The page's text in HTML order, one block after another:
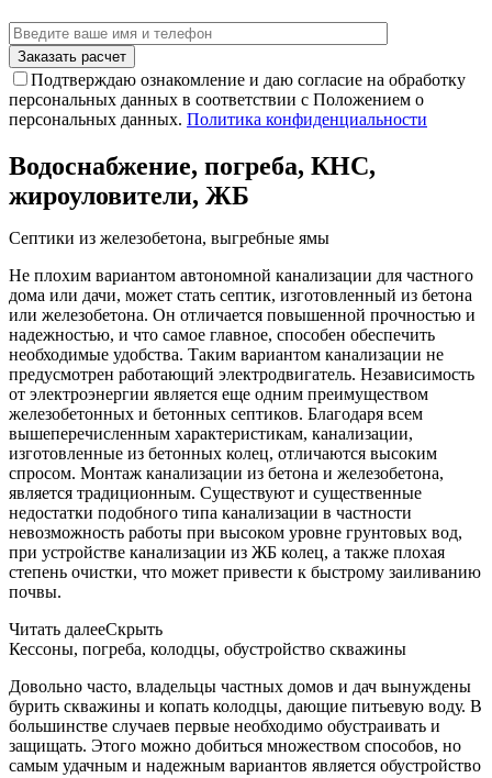
Подтверждаю ознакомление и даю согласие на обработку
персональных данных в соответствии с Положением о
персональных данных. Политика конфиденциальности
Водоснабжение, погреба, КНС,
жироуловители, ЖБ
Септики из железобетона, выгребные ямы
Не плохим вариантом автономной канализации для частного
дома или дачи, может стать септик, изготовленный из бетона
или железобетона. Он отличается повышенной прочностью и
надежностью, и что самое главное, способен обеспечить
необходимые удобства. Таким вариантом канализации не
предусмотрен работающий электродвигатель. Независимость
от электроэнергии является еще одним преимуществом
железобетонных и бетонных септиков. Благодаря всем
вышеперечисленным характеристикам, канализации,
изготовленные из бетонных колец, отличаются высоким
спросом. Монтаж канализации из бетона и железобетона,
является традиционным. Существуют и существенные
недостатки подобного типа канализации в частности
невозможность работы при высоком уровне грунтовых вод,
при устройстве канализации из ЖБ колец, а также плохая
степень очистки, что может привести к быстрому заиливанию
почвы.
Читать далееСкрыть
Кессоны, погреба, колодцы, обустройство скважины
Довольно часто, владельцы частных домов и дач вынуждены
бурить скважины и копать колодцы, дающие питьевую воду. В
большинстве случаев первые необходимо обустраивать и
защищать. Этого можно добиться множеством способов, но
самым удачным и надежным вариантов является обустройство